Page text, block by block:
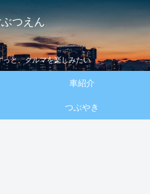
つえん
っと、クルマを楽しみたい
車紹介
つぶやき